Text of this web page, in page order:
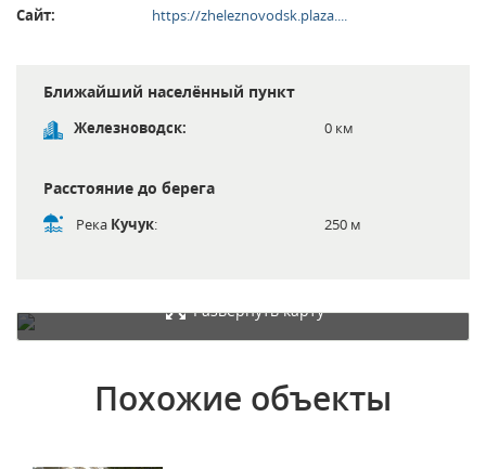
Сайт:
https://zheleznovodsk.plaza....
Ближайший населённый пункт
Железноводск: 0 км
Расстояние до берега
Река Кучук: 250 м
Развернуть карту
Похожие объекты